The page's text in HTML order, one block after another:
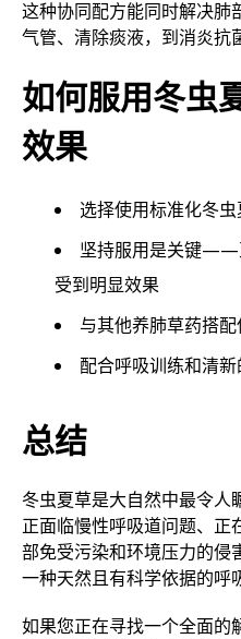
这种协同配方能同时解决肺
气管、清除痰液，到消炎抗
如何服用冬虫
效果
选择使用标准化冬
坚持服用是关键——
受到明显效果
与其他养肺草药搭
配合呼吸训练和清
总结
冬虫夏草是大自然中最令人
正面临慢性呼吸道问题、正
部免受污染和环境压力的侵
一种天然且有科学依据的呼
如果您正在寻找一个全面的